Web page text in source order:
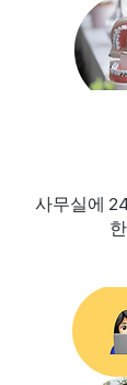
사무실에